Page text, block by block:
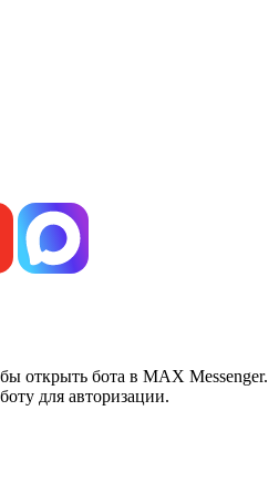
открыть бота в MAX Messenger.
для авторизации.